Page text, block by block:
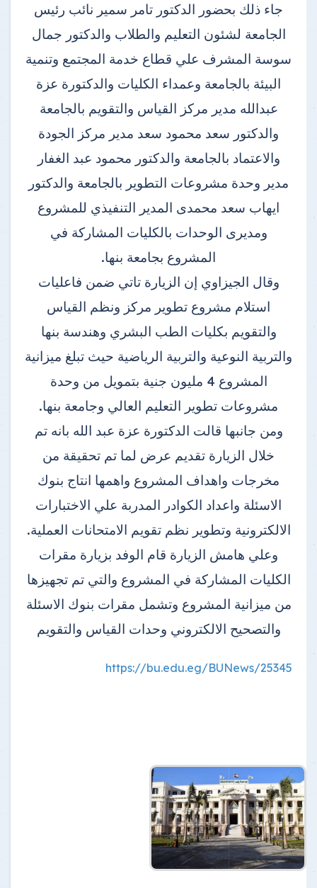
جاء ذلك بحضور الدكتور تامر سمير نائب رئيس
الجامعة لشئون التعليم والطلاب والدكتور جمال
سوسة المشرف علي قطاع خدمة المجتمع وتنمية
البيئة بالجامعة وعمداء الكليات والدكتورة عزة
عبدالله مدير مركز القياس والتقويم بالجامعة
والدكتور سعد محمود سعد مدير مركز الجودة
والاعتماد بالجامعة والدكتور محمود عبد الغفار
مدير وحدة مشروعات التطوير بالجامعة والدكتور
ايهاب سعد محمدى المدير التنفيذي للمشروع
ومديرى الوحدات بالكليات المشاركة في
المشروع بجامعة بنها.
وقال الجيزاوي إن الزيارة تاتي ضمن فاعليات
استلام مشروع تطوير مركز ونظم القياس
والتقويم بكليات الطب البشري وهندسة بنها
والتربية النوعية والتربية الرياضية حيث تبلغ ميزانية
المشروع 4 مليون جنية بتمويل من وحدة
مشروعات تطوير التعليم العالي وجامعة بنها.
ومن جانبها قالت الدكتورة عزة عبد الله بانه تم
خلال الزيارة تقديم عرض لما تم تحقيقة من
مخرجات واهداف المشروع واهمها انتاج بنوك
الاسئلة واعداد الكوادر المدربة علي الاختبارات
الالكترونية وتطوير نظم تقويم الامتحانات العملية.
وعلي هامش الزيارة قام الوفد بزيارة مقرات
الكليات المشاركة في المشروع والتي تم تجهيزها
من ميزانية المشروع وتشمل مقرات بنوك الاسئلة
والتصحيح الالكتروني وحدات القياس والتقويم
https://bu.edu.eg/BUNews/25345